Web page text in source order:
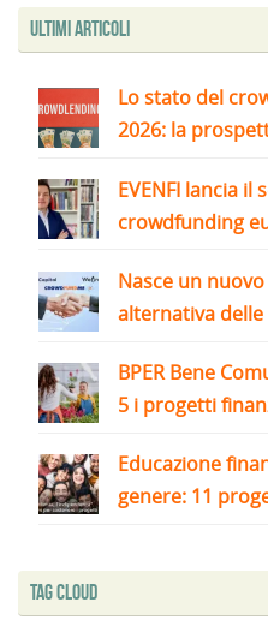
Ultimi articoli
Lo stato del
2026: la
EVENFI lancia il
crowdfunding
Nasce un
alternativa delle
BPER Bene
5 i progetti
Educazione
genere: 11
Tag Cloud